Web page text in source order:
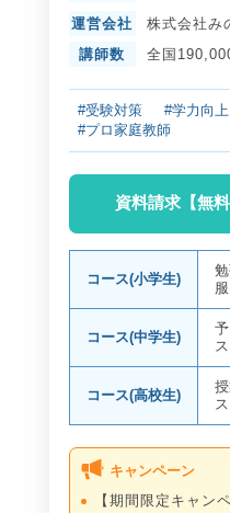
運営会社
株式会社み
講師数
全国
#受験対策 #学力向上
#プロ家庭教師
資料請求【無料
コース(小学生)
服
コース(中学生)
コース(高校生)
キャンペーン
【期間限定キャン